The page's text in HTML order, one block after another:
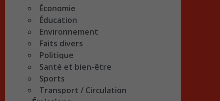
Économie
Éducation
Environnement
Faits divers
Politique
Santé et bien-être
Sports
Transport / Circulation